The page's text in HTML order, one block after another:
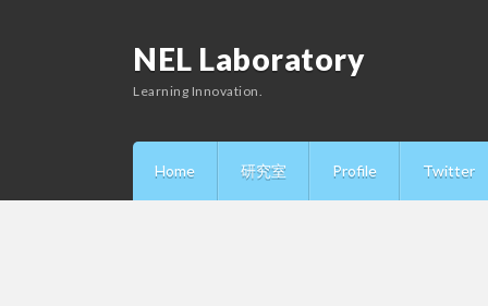
NEL Laboratory
Learning Innovation.
Home 研究室 Profile Twitter